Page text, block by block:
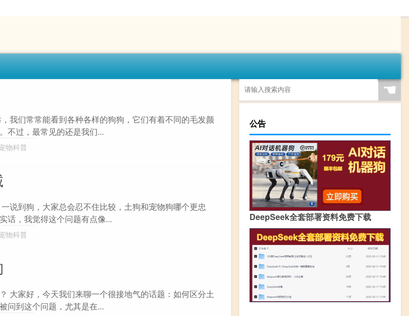
我们常常能看到各种各样的狗狗，它们有着不同的毛发颜
不过，最常见的还是我们...
物科普
说到狗，大家总会忍不住比较，土狗和宠物狗哪个更忠
话，我觉得这个问题有点像...
物科普
大家好，今天我们来聊一个很接地气的话题：如何区分土
问到这个问题，尤其是在...
☚
公告
DeepSeek全套部署资料免费下载